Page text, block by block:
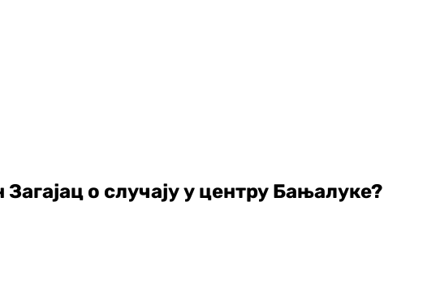
о случају у центру Бањалуке?